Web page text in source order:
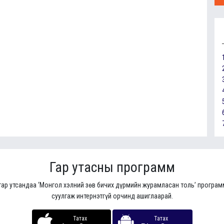
Гар утасны программ
утсандаа ‘Монгол хэлний зөв бичих дүрмийн журамласан толь’
суулгаж интернэтгүй орчинд ашиглаарай.
Татах Татах